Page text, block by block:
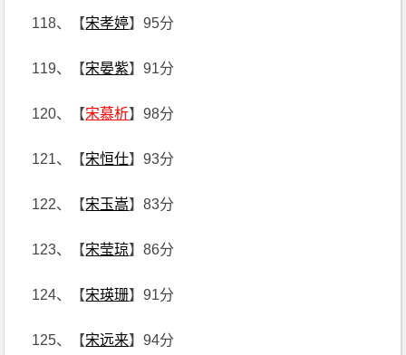
118、【宋孝婷】95分
119、【宋晏紫】91分
120、【宋慕析】98分
121、【宋恒仕】93分
122、【宋玉嵩】83分
123、【宋莹琼】86分
124、【宋瑛珊】91分
125、【宋远来】94分